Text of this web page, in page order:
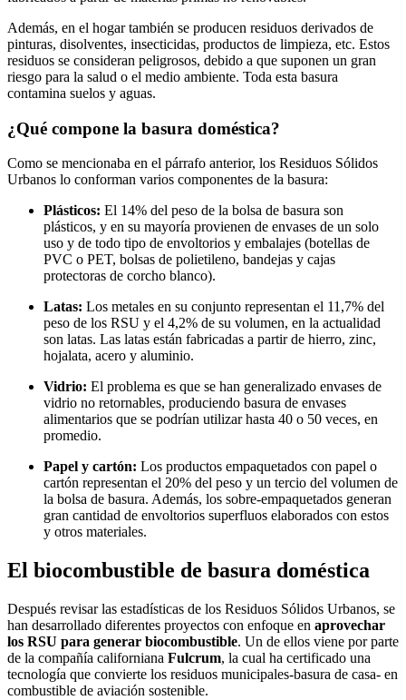
Además, en el hogar también se producen residuos derivados de
pinturas, disolventes, insecticidas, productos de limpieza, etc. Estos
residuos se consideran peligrosos, debido a que suponen un gran
riesgo para la salud o el medio ambiente. Toda esta basura
contamina suelos y aguas.
¿Qué compone la basura doméstica?
Como se mencionaba en el párrafo anterior, los Residuos Sólidos
Urbanos lo conforman varios componentes de la basura:
Plásticos: El 14% del peso de la bolsa de basura son
plásticos, y en su mayoría provienen de envases de un solo
uso y de todo tipo de envoltorios y embalajes (botellas de
PVC o PET, bolsas de polietileno, bandejas y cajas
protectoras de corcho blanco).
Latas: Los metales en su conjunto representan el 11,7% del
peso de los RSU y el 4,2% de su volumen, en la actualidad
son latas. Las latas están fabricadas a partir de hierro, zinc,
hojalata, acero y aluminio.
Vidrio: El problema es que se han generalizado envases de
vidrio no retornables, produciendo basura de envases
alimentarios que se podrían utilizar hasta 40 o 50 veces, en
promedio.
Papel y cartón: Los productos empaquetados con papel o
cartón representan el 20% del peso y un tercio del volumen de
la bolsa de basura. Además, los sobre-empaquetados generan
gran cantidad de envoltorios superfluos elaborados con estos
y otros materiales.
El biocombustible de basura doméstica
Después revisar las estadísticas de los Residuos Sólidos Urbanos, se
han desarrollado diferentes proyectos con enfoque en aprovechar
los RSU para generar biocombustible. Un de ellos viene por parte
de la compañía californiana Fulcrum, la cual ha certificado una
tecnología que convierte los residuos municipales-basura de casa- en
combustible de aviación sostenible.